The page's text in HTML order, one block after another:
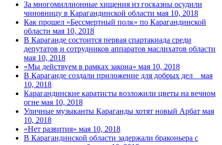
За многомиллионные хищения из госказны осудили
чиновницу в Карагандинской области мая 10, 2018
Как прошел «Бессмертный полк» по Карагандинской
области мая 10, 2018
В Караганде состоится первая спартакиада среди
депутатов и сотрудников аппаратов маслихатов области
мая 10, 2018
«Мы действуем в рамках закона» мая 10, 2018
В Караганде создали приложение для добрых дел мая
10, 2018
Карагандинские каратисты возложили цветы на вечном
огне мая 10, 2018
Уличные музыканты Караганды хотят новый Арбат мая
10, 2018
«Нет развития» мая 10, 2018
В Карагандинской области задержали браконьера с